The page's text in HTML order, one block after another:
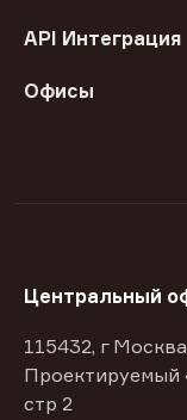
API Интеграция
Офисы
Центральный
115432, г
Проектируемый
стр 2